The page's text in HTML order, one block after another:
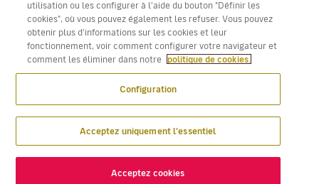
utilisation ou les configurer à l'aide du bouton "Définir les
cookies", où vous pouvez également les refuser. Vous pouvez
obtenir plus d'informations sur les cookies et leur
fonctionnement, voir comment configurer votre navigateur et
comment les éliminer dans notre
politique de cookies.
Configuration
Acceptez uniquement l'essentiel
Acceptez cookies